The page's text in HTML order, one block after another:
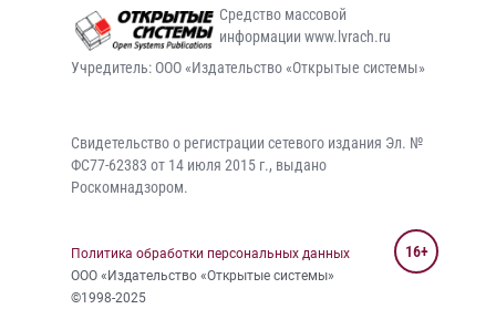
Средство массовой
информации www.lvrach.ru
Учредитель: ООО «Издательство «Открытые системы»
Свидетельство о регистрации сетевого издания Эл. №
ФС77-62383 от 14 июля 2015 г., выдано
Роскомнадзором.
Политика обработки персональных данных
ООО «Издательство «Открытые системы»
©1998-2025
16+